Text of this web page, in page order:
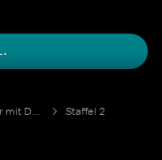
Wunder und Heiligtümer mit Dennis Quaid
Staffel 2